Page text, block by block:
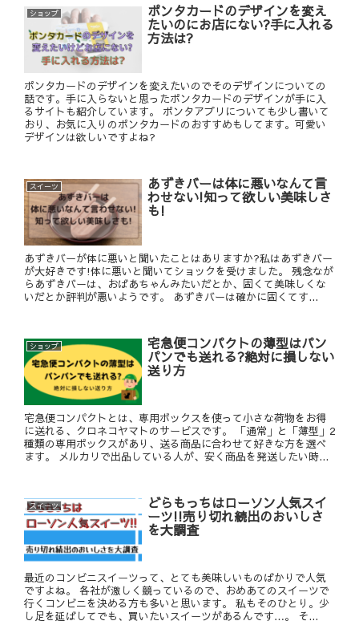
ショップ ポンタカードのデザインを変え
たいのにお店にない?手に入れる
方法は?
ポンタカードのデザインを変えたいのでそのデザインについての
話です。手に入らないと思ったポンタカードのデザインが手に入
るサイトも紹介しています。 ポンタアプリについても少し書いて
おり、お気に入りのポンタカードのおすすめもしてます。可愛い
デザインは欲しいですよね?
スイーツ あずきバーは体に悪いなんて言
わせない!知って欲しい美味しさ
も!
あずきバーが体に悪いと聞いたことはありますか?私はあずきバー
が大好きです!体に悪いと聞いてショックを受けました。 残念なが
らあずきバーは、おばあちゃんみたいだとか、固くて美味しくな
いだとか評判が悪いようです。 あずきバーは確かに固くてす...
ショップ 宅急便コンパクトの薄型はパン
パンでも送れる?絶対に損しない
送り方
宅急便コンパクトとは、専用ボックスを使って小さな荷物をお得
に送れる、クロネコヤマトのサービスです。 「通常」と「薄型」2
種類の専用ボックスがあり、送る商品に合わせて好きな方を選べ
ます。 メルカリで出品している人が、安く商品を発送したい時...
スイーツ どらもっちはローソン人気スイ
ーツ!!売り切れ続出のおいしさ
を大調査
最近のコンビニスイーツって、とても美味しいものばかりで人気
ですよね。 各社が激しく競っているので、おめあてのスイーツで
行くコンビニを決める方も多いと思います。 私もそのひとり。少
し足を延ばしてでも、買いたいスイーツがあるんです…。 そ...